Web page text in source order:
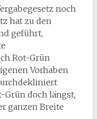
noch
hat zu den
geführt,
Rot-Grün
Vorhaben
Grün doch längst,
ganzen Breite